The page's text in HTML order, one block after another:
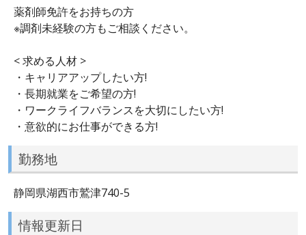
薬剤師免許をお持ちの方
※調剤未経験の方もご相談ください。
< 求める人材 >
・キャリアアップしたい方!
・長期就業をご希望の方!
・ワークライフバランスを大切にしたい方!
・意欲的にお仕事ができる方!
勤務地
静岡県湖西市鷲津740-5
情報更新日